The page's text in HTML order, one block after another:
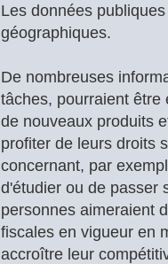
Les données
géographiques.
De nombreuses
tâches, pourraient être
de nouveaux produits
profiter de leurs droits
concernant, par
d'étudier ou de passer
personnes aimeraient
fiscales en vigueur en
accroître leur